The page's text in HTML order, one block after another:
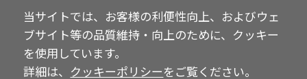
書店ご担当者様へ
当サイトでは、お客様の利便性向上、およびウェ
ブサイト等の品質維持・向上のために、クッキー
を使用しています。
詳細は、 クッキーポリシーをご覧ください。